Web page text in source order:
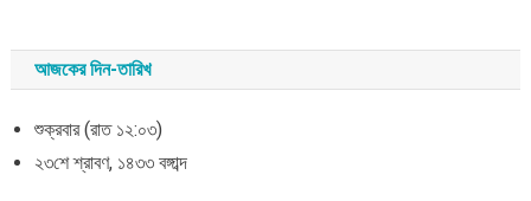
আজকের দিন-তারিখ
শুক্রবার (রাত ১২:০৩)
২৩শে শ্রাবণ, ১৪৩৩ বঙ্গাব্দ